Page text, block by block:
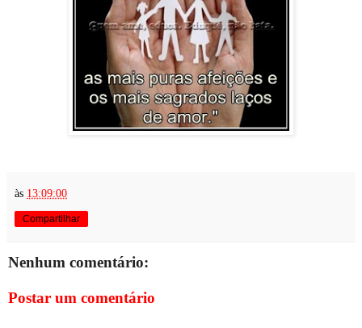
às 13:09:00
Compartilhar
Nenhum comentário:
Postar um comentário